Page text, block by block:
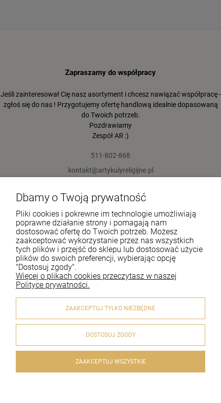
Zapraszamy do współpracy
Jeśli zainteresował Cię nasz asortyment i chcesz nawiązać współpracę -
zgłoś się do nas ! Przygotujemy ofertę handlową idealnie dopasowaną
do Twoich potrzeb.
Pozdrawiamy
Zespół AR :)
511-802-868
kontakt@artykulyreligijne.pl
Pomoc
Moje konto
Płatności i dostawa
Informacje
O nas
© 2020 artykulyreligijne.pl . Wszelkie prawa zastrzeżone.
Styl graficzny i aplikacje ShopGadget.pl
Sklep internetowy
Dbamy o Twoją prywatność
Pliki cookies i pokrewne im technologie umożliwiają
poprawne działanie strony i pomagają nam
dostosować ofertę do Twoich potrzeb. Możesz
zaakceptować wykorzystanie przez nas wszystkich
tych plików i przejść do sklepu lub dostosować użycie
plików do swoich preferencji, wybierając opcję
"Dostosuj zgody".
Więcej o plikach cookies przeczytasz w naszej
Polityce prywatności.
ZAAKCEPTUJ TYLKO NIEZBĘDNE
DOSTOSUJ ZGODY
ZAAKCEPTUJ WSZYSTKIE